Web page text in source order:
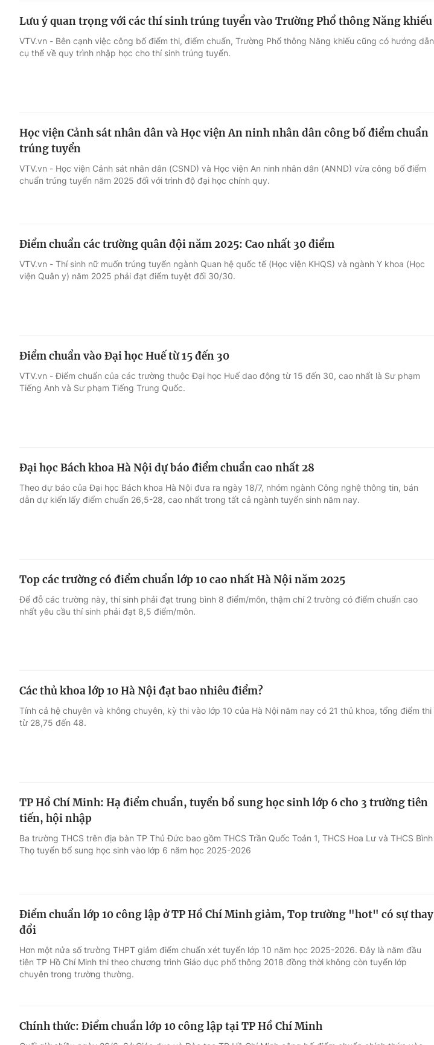
Lưu ý quan trọng với các thí sinh trúng tuyển vào Trường Phổ thông Năng khiếu
VTV.vn - Bên cạnh việc công bố điểm thi, điểm chuẩn, Trường Phổ thông Năng khiếu cũng có hướng dẫn
cụ thể về quy trình nhập học cho thí sinh trúng tuyển.
Học viện Cảnh sát nhân dân và Học viện An ninh nhân dân công bố điểm chuẩn
trúng tuyển
VTV.vn - Học viện Cảnh sát nhân dân (CSND) và Học viện An ninh nhân dân (ANND) vừa công bố điểm
chuẩn trúng tuyển năm 2025 đối với trình độ đại học chính quy.
Điểm chuẩn các trường quân đội năm 2025: Cao nhất 30 điểm
VTV.vn - Thí sinh nữ muốn trúng tuyển ngành Quan hệ quốc tế (Học viện KHQS) và ngành Y khoa (Học
viện Quân y) năm 2025 phải đạt điểm tuyệt đối 30/30.
Điểm chuẩn vào Đại học Huế từ 15 đến 30
VTV.vn - Điểm chuẩn của các trường thuộc Đại học Huế dao động từ 15 đến 30, cao nhất là Sư phạm
Tiếng Anh và Sư phạm Tiếng Trung Quốc.
Đại học Bách khoa Hà Nội dự báo điểm chuẩn cao nhất 28
Theo dự báo của Đại học Bách khoa Hà Nội đưa ra ngày 18/7, nhóm ngành Công nghệ thông tin, bán
dẫn dự kiến lấy điểm chuẩn 26,5-28, cao nhất trong tất cả ngành tuyển sinh năm nay.
Top các trường có điểm chuẩn lớp 10 cao nhất Hà Nội năm 2025
Để đỗ các trường này, thí sinh phải đạt trung bình 8 điểm/môn, thậm chí 2 trường có điểm chuẩn cao
nhất yêu cầu thí sinh phải đạt 8,5 điểm/môn.
Các thủ khoa lớp 10 Hà Nội đạt bao nhiêu điểm?
Tính cả hệ chuyên và không chuyên, kỳ thi vào lớp 10 của Hà Nội năm nay có 21 thủ khoa, tổng điểm thi
từ 28,75 đến 48.
TP Hồ Chí Minh: Hạ điểm chuẩn, tuyển bổ sung học sinh lớp 6 cho 3 trường tiên
tiến, hội nhập
Ba trường THCS trên địa bàn TP Thủ Đức bao gồm THCS Trần Quốc Toản 1, THCS Hoa Lư và THCS Bình
Thọ tuyển bổ sung học sinh vào lớp 6 năm học 2025-2026
Điểm chuẩn lớp 10 công lập ở TP Hồ Chí Minh giảm, Top trường "hot" có sự thay
đổi
Hơn một nửa số trường THPT giảm điểm chuẩn xét tuyển lớp 10 năm học 2025-2026. Đây là năm đầu
tiên TP Hồ Chí Minh thi theo chương trình Giáo dục phổ thông 2018 đồng thời không còn tuyển lớp
chuyên trong trường thường.
Chính thức: Điểm chuẩn lớp 10 công lập tại TP Hồ Chí Minh